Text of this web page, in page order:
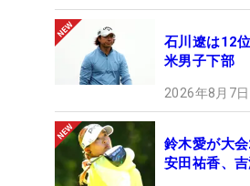
石川遼は12
米男子下部
2026年8月7
鈴木愛が大
安田祐香、